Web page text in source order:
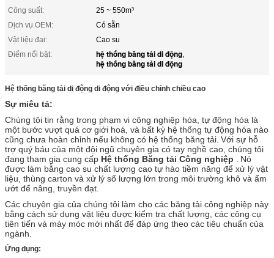
Công suất:
25 ~ 550m³
Dịch vụ OEM:
Có sẵn
Vật liệu đai:
Cao su
Điểm nổi bật:
hệ thống băng tải di động,
hệ thống băng tải di động
Hệ thống băng tải di động di động với điều chỉnh chiều cao
Sự miêu tả:
Chúng tôi tin rằng trong phạm vi công nghiệp hóa, tự động hóa là
một bước vượt quá cơ giới hoá, và bất kỳ hệ thống tự động hóa nào
cũng chưa hoàn chỉnh nếu không có hệ thống băng tải. Với sự hỗ
trợ quý báu của một đội ngũ chuyên gia có tay nghề cao, chúng tôi
đang tham gia cung cấp Hệ thống Băng tải Công nghiệp
Nó
được làm bằng cao su chất lượng cao tự hào tiềm năng để xử lý vật
liệu, thùng carton và xử lý số lượng lớn trong môi trường khô và ẩm
ướt để nâng, truyền đạt.
Các chuyên gia của chúng tôi làm cho các băng tải công nghiệp này
bằng cách sử dụng vật liệu được kiểm tra chất lượng, các công cụ
tiên tiến và máy móc mới nhất để đáp ứng theo các tiêu chuẩn của
ngành.
Ứng dụng: